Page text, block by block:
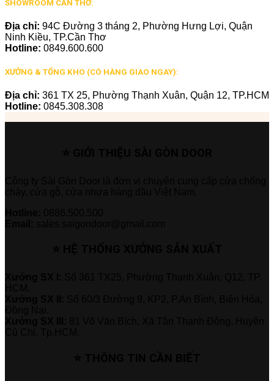
SHOWROOM CẦN THƠ:
Địa chỉ: 94C Đường 3 tháng 2, Phường Hưng Lợi, Quận
Ninh Kiều, TP.Cần Thơ
Hotline: 0849.600.600
XƯỞNG & TỔNG KHO (CÓ HÀNG GIAO NGAY):
Địa chỉ: 361 TX 25, Phường Thạnh Xuân, Quận 12, TP.HCM
Hotline: 0845.308.308